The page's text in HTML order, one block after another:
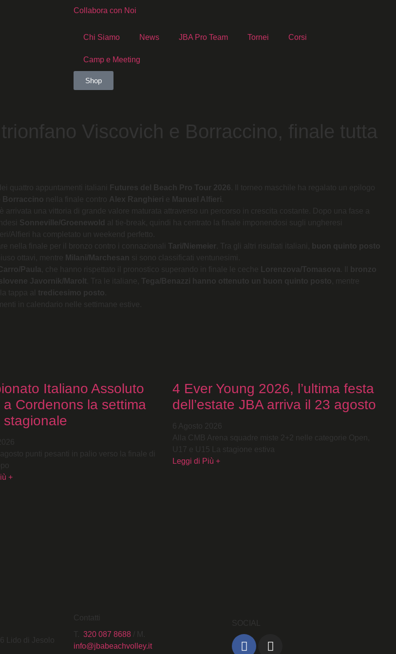
Collabora con Noi
Chi Siamo News JBA Pro Team Tornei Corsi
Camp e Meeting
Shop
Viscovich e Borraccino, finale tutta
quattro appuntamenti italiani Futures del Beach Pro Tour 2026 . Il torneo maschile ha regalato un epilogo
Borraccino nella finale contro Alex Ranghieri e Manuel Alfieri
arrivata una vittoria di grande valore maturata attraverso un percorso in crescita costante. Dopo una fase a
Sonneville/Groenewold
al tie-break, quindi ha centrato la finale imponendosi sugli ungheresi
Alfieri ha completato un weekend perfetto.
nella finale per il bronzo contro i connazionali Tari/Niemeier . Tra gli altri risultati italiani,
buon quinto posto
ottavi, mentre Milani/Marchesan si sono classificati ventunesimi.
Paula, che hanno rispettato il pronostico superando in finale le ceche Lorenzova/Tomasova
bronzo
Javornik/Marolt . Tra le italiane, Tega/Benazzi hanno ottenuto un buon quinto posto, mentre
tappa al tredicesimo posto
in calendario nelle settimane estive.
Italiano Assoluto
a Cordenons la settima
stagionale
punti pesanti in palio verso la finale di
+
4 Ever Young 2026, l’ultima festa
dell’estate JBA arriva il 23 agosto
6 Agosto 2026
Alla CMB Arena squadre miste 2+2 nelle categorie Open,
U17 e U15 La stagione estiva
Leggi di Più +
Lido di Jesolo
Contatti
T. 320 087 8688 / M.
info@jbabeachvolley.it
SOCIAL